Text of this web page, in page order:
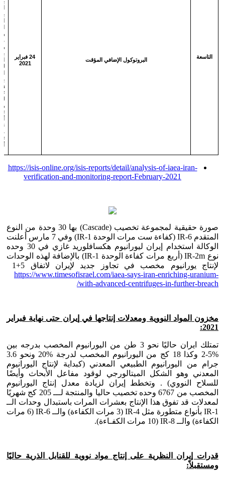
التاسعة البروتوكول الإضافي المؤقت
24 فبراير
2021
https://isis-online.org/isis-reports/detail/analysis-of-iaea-iran-
verification-and-monitoring-report-February-2021
صورة حقيقية لمجموعة تخصيب (Cascade) بها 30 وحدة من النوع
المتقدم IR-6 (كفاءة ست مرات الوحدة IR-1) وفي 7 مارس أعلنت
الوكالة استخدام إيران ليورانيوم هكسافلوريد غازي في 30 وحده
نوع IR-2m (أربع مرات كفاءة الوحدة IR-1) بالإضافة لهذه الوحدات
لإنتاج يورانيوم مخصب في تجاوز جديد لإيران لاتفاق 5+1
https://www.timesofisrael.com/iaea-says-iran-enriching-uranium-
with-advanced-centrifuges-in-further-breach/
مخزون المواد النووية ومعدلات إنتاجها في إيران حتى نهاية فبراير
2021:
تمتلك ايران حاليًا نحو 3 طن من اليورانيوم المخصب بدرجه بين
%5-2 وكذا 18 كج من اليورانيوم المخصب لدرجة %20 ونحو 3.6
جرام من اليورانيوم الطبيعي المعدني (كبداية لإنتاج اليورانيوم
المعدني وهو الشكل الميتالورجي لوقود مفاعل الأبحاث وأيضًا
للسلاح النووي) . وتخطط إيران لزيادة معدل إنتاج اليورانيوم
المخصب من 6767 وحده تخصيب حاليا والمنتجة لـــ 205 كج شهريًا
لمعدلات قد تفوق هذا الإنتاج بعشرات المرات باستبدال وحدات الــ
IR-1 بأنواع متطورة مثل IR-4 (3 مرات الكفاءة) والــ IR-6 (6 مرات
الكفاءة) والــ IR-8 (10 مرات الكفـاءة).
قدرات إيران النظرية على إنتاج مواد نووية للقنابل الذرية حاليًا
ومستقبلاً: